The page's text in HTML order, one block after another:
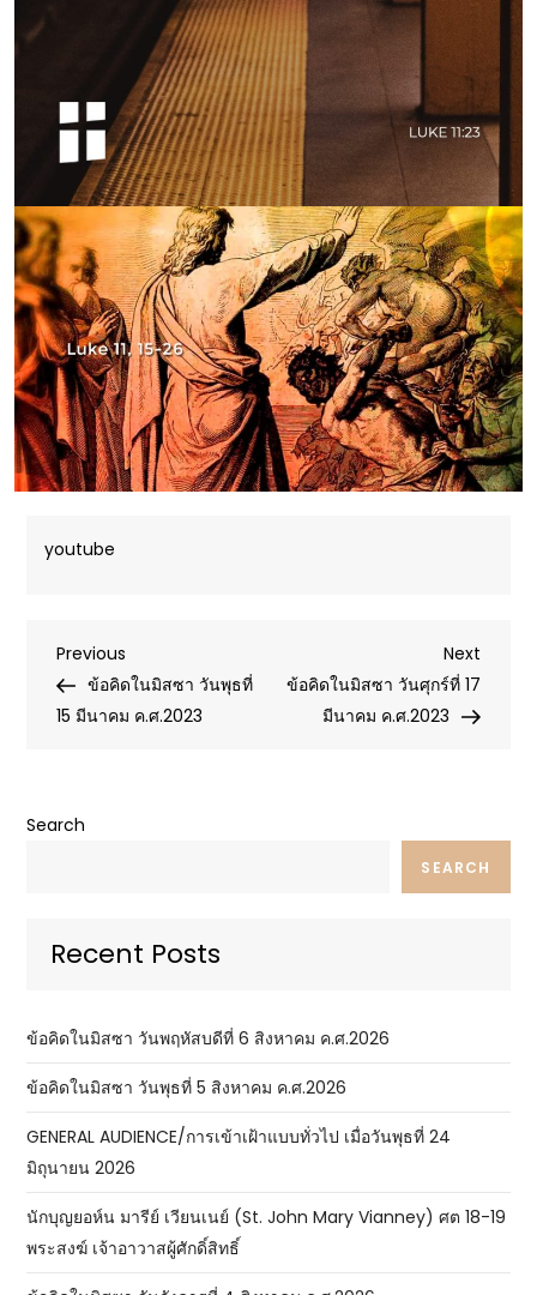
youtube
Post
navigation
Previous
Post
Previous
ข้อคิดในมิสซา วันพุธที่
15 มีนาคม ค.ศ.2023
Next
Post
Next
ข้อคิดในมิสซา วันศุกร์ที่ 17
มีนาคม ค.ศ.2023
Search
SEARCH
Recent Posts
ข้อคิดในมิสซา วันพฤหัสบดีที่ 6 สิงหาคม ค.ศ.2026
ข้อคิดในมิสซา วันพุธที่ 5 สิงหาคม ค.ศ.2026
GENERAL AUDIENCE/การเข้าเฝ้าแบบทั่วไป เมื่อวันพุธที่ 24
มิถุนายน 2026
นักบุญยอห์น มารีย์ เวียนเนย์ (St. John Mary Vianney) ศต 18-19
พระสงฆ์ เจ้าอาวาสผู้ศักดิ์สิทธิ์